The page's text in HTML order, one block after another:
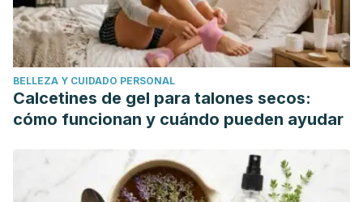
BELLEZA Y CUIDADO PERSONAL
Calcetines de gel para talones secos:
cómo funcionan y cuándo pueden ayudar